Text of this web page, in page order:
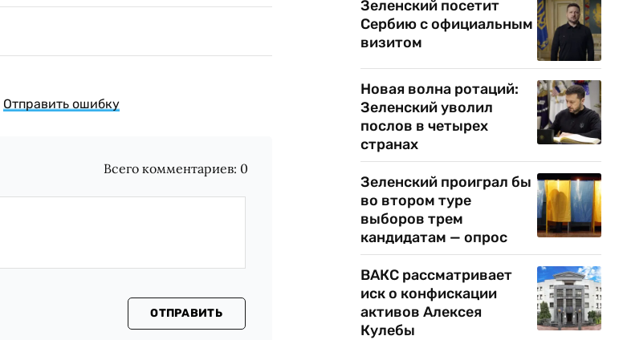
Отправить ошибку
Всего комментариев: 0
ОТПРАВИТЬ
Зеленский посетит
Сербию с официальным
визитом
Новая волна ротаций:
Зеленский уволил
послов в четырех
странах
Зеленский проиграл бы
во втором туре
выборов трем
кандидатам — опрос
ВАКС рассматривает
иск о конфискации
активов Алексея
Кулебы